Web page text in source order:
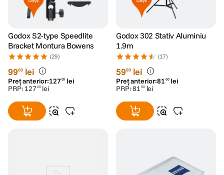
10. godox
Godox S2-type Speedlite
Bracket Montura Bowens
(29)
9900 lei
Preț anterior:12700 lei
PRP: 127 00 lei
Godox 302 Stativ Aluminiu
1.9m
(17)
5900 lei
Preț anterior:81 00 lei
PRP:81 00 lei